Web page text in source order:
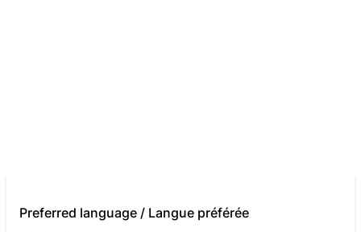
Preferred language / Langue préférée